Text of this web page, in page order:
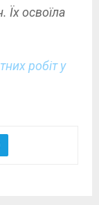
Їх освоїла
робіт у